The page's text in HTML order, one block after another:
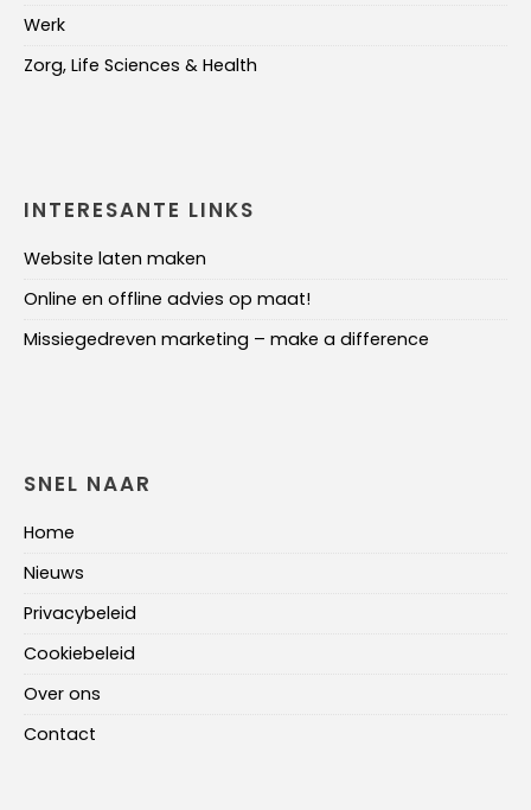
Werk
Zorg, Life Sciences & Health
INTERESANTE LINKS
Website laten maken
Online en offline advies op maat!
Missiegedreven marketing – make a difference
SNEL NAAR
Home
Nieuws
Privacybeleid
Cookiebeleid
Over ons
Contact